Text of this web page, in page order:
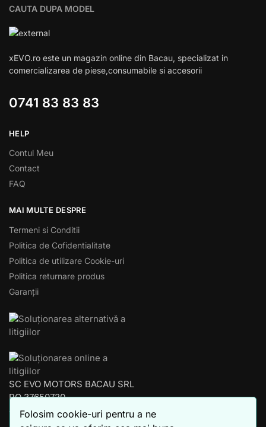
Folosim cookie-uri pentru a ne
CAUTA DUPA MODEL
xEVO.ro este un magazin online din Bacau, specializat in
comercializarea de piese,consumabile si accesorii
0741 83 83 83
HELP
Contul Meu
Contact
FAQ
MAI MULTE DESPRE
Termeni si Conditii
Politica de Cofidentialitate
Politica de utilizare Cookie-uri
Politica returnare produs
Garanții
SC EVO MOTORS BACAU SRL
RO 37650720
J04/853/2017
BACAU – ROMANIA